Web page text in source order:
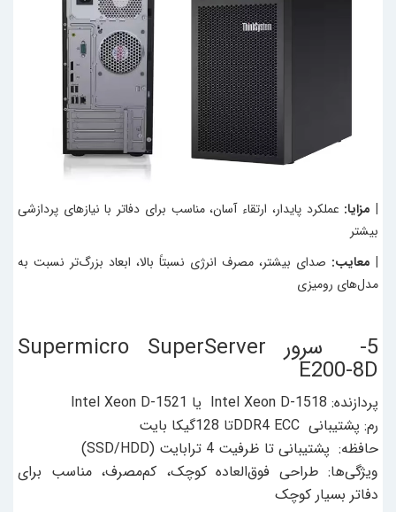
| مزایا: عملکرد پایدار، ارتقاء آسان، مناسب برای دفاتر با نیازهای پردازشی
بیشتر
| معایب: صدای بیشتر، مصرف انرژی نسبتاً بالا، ابعاد بزرگ‌تر نسبت به
مدل‌های رومیزی
5- سرور Supermicro SuperServer
E200-8D
پردازنده: Intel Xeon D-1518 یا Intel Xeon D-1521
رم: پشتیبانی DDR4 ECCتا 128گیکا بایت
حافظه: پشتیبانی تا ظرفیت 4 ترابایت (SSD/HDD)
ویژگی‌ها: طراحی فوق‌العاده کوچک، کم‌مصرف، مناسب برای
دفاتر بسیار کوچک